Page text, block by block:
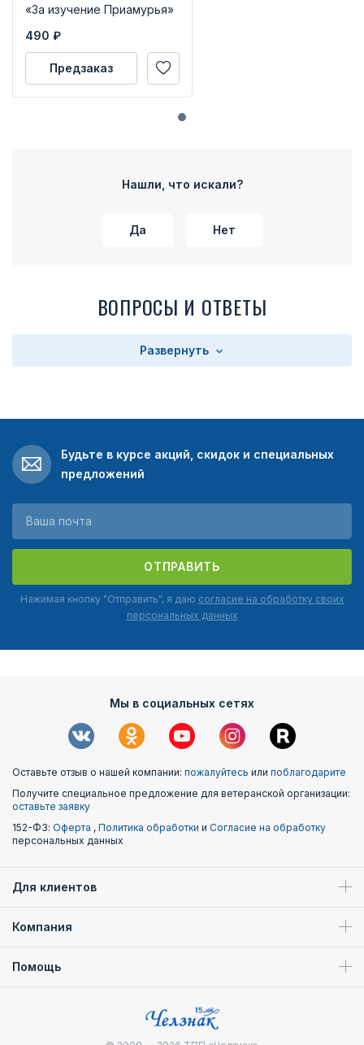
«За изучение Приамурья»
490 ₽
Предзаказ
Нашли, что искали?
Да Нет
ВОПРОСЫ И ОТВЕТЫ
Развернуть
Будьте в курсе акций, скидок и специальных
предложений
ОТПРАВИТЬ
Нажимая кнопку "Отправить", я даю согласие на обработку своих
персональных данных
Мы в социальных сетях
Оставьте отзыв о нашей компании: пожалуйтесь или поблагодарите
Получите специальное предложение для ветеранской организации:
оставьте заявку
152-ФЗ: Оферта , Политика обработки и Согласие на обработку
персональных данных
Для клиентов
Компания
Помощь